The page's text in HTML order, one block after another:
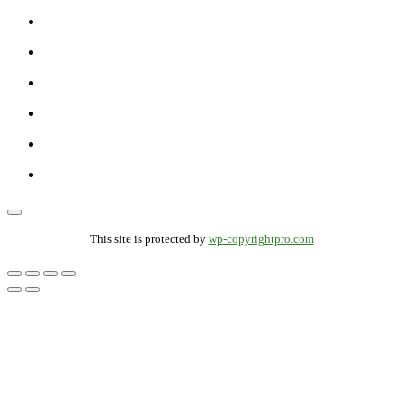
This site is protected by wp-copyrightpro.com